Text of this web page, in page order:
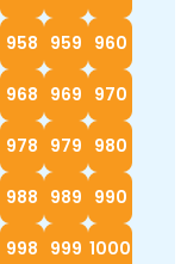
958 959 960
968 969 970
978 979 980
988 989 990
998 999 1000